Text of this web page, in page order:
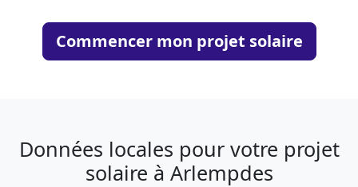
Commencer mon projet solaire
Données locales pour votre projet
solaire à Arlempdes